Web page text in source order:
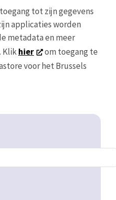
tot zijn gegevens
applicaties worden
metadata en meer
Klikhier
om toegang te
voor het Brussels